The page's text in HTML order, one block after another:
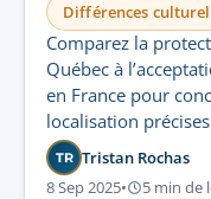
Différences
Comparez la
Québec à
en France pour
localisation
TR Tristan Rochas
8 Sep 2025• 5 min de